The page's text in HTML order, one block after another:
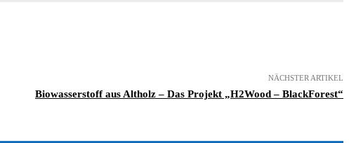
NÄCHSTER ARTIKEL
Biowasserstoff aus Altholz – Das Projekt „H2Wood – BlackForest“